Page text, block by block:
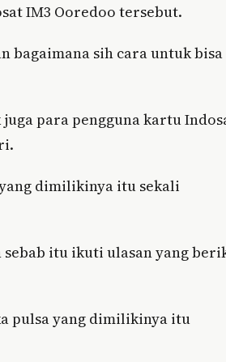
IM3 Ooredoo tersebut.
bagaimana sih cara untuk bisa
para pengguna kartu
dimilikinya itu sekali
itu ikuti ulasan yang
pulsa yang dimilikinya itu